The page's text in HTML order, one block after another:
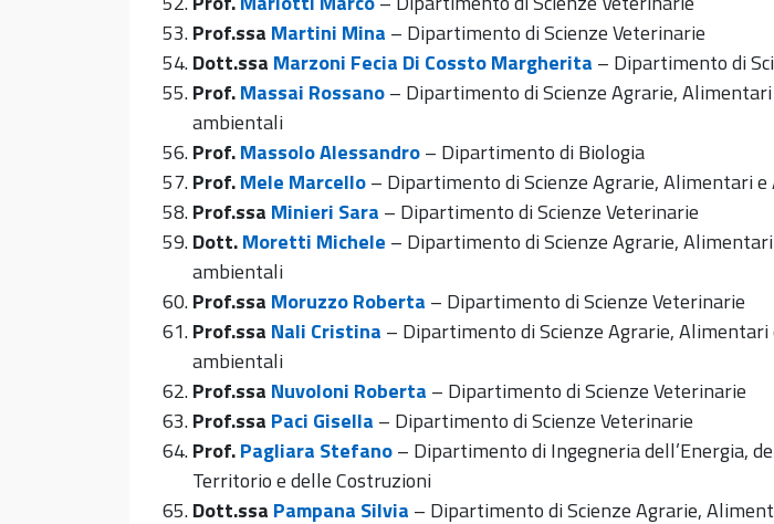
Prof.ssa Martini Mina – Dipartimento di Scienze Veterinarie
Dott.ssa Marzoni Fecia Di Cossto Margherita – Dipartimento di
Prof.Massai Rossano– Dipartimento di Scienze Agrarie,
ambientali
Prof.Massolo Alessandro– Dipartimento di Biologia
Prof.Mele Marcello– Dipartimento di Scienze Agrarie, Alimentari
Prof.ssa Minieri Sara – Dipartimento di Scienze Veterinarie
Dott.Moretti Michele – Dipartimento di Scienze Agrarie,
ambientali
Prof.ssa Moruzzo Roberta – Dipartimento di Scienze Veterinarie
Prof.ssa Nali Cristina – Dipartimento di Scienze Agrarie, Alimentari
ambientali
Prof.ssa Nuvoloni Roberta – Dipartimento di Scienze Veterinarie
Prof.ssa Paci Gisella – Dipartimento di Scienze Veterinarie
Prof.Pagliara Stefano– Dipartimento di Ingegneria dell’Energia,
Territorio e delle Costruzioni
Dott.ssa Pampana Silvia – Dipartimento di Scienze Agrarie,